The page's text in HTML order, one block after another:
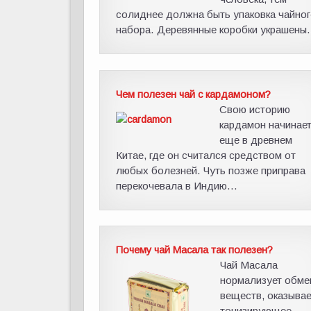
солиднее должна быть упаковка
набора. Деревянные коробки
Чем полезен чай с кардамоном?
Свою историю
кардамон начинает
еще в древнем
Китае, где он считался средством от
любых болезней. Чуть позже приправа
перекочевала в Индию...
Почему чай Масала так полезен?
Чай Масала
нормализует
веществ,